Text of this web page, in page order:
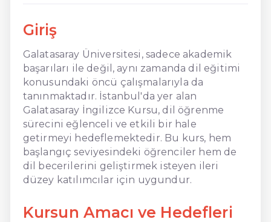
Giriş
Galatasaray Üniversitesi, sadece akademik
başarıları ile değil, aynı zamanda dil eğitimi
konusundaki öncü çalışmalarıyla da
tanınmaktadır. İstanbul'da yer alan
Galatasaray İngilizce Kursu, dil öğrenme
sürecini eğlenceli ve etkili bir hale
getirmeyi hedeflemektedir. Bu kurs, hem
başlangıç seviyesindeki öğrenciler hem de
dil becerilerini geliştirmek isteyen ileri
düzey katılımcılar için uygundur.
Kursun Amacı ve Hedefleri